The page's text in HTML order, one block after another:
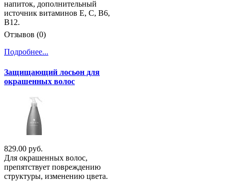
напиток, дополнительный
источник витаминов Е, С, В6,
В12.
Отзывов (0)
Подробнее...
Защищающий лосьон для
окрашенных волос
829.00 руб.
Для окрашенных волос,
препятствует повреждению
структуры, изменению цвета.